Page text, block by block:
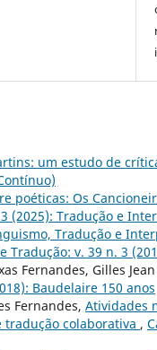
um estudo de
poéticas: Os
(2025): Tradução e
Tradução e
Tradução: v. 39 n. 3
Fernandes, Gilles
Baudelaire 150 anos
Fernandes, Atividades
tradução colaborativa ,